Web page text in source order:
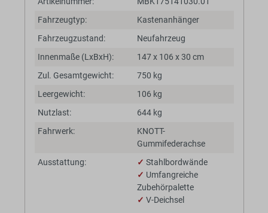
Fahrzeugtyp:
Kastenanhänger
Fahrzeugzustand:
Neufahrzeug
Innenmaße (LxBxH):
147 x 106 x 30 cm
Zul. Gesamtgewicht:
750 kg
Leergewicht:
106 kg
Nutzlast:
644 kg
Fahrwerk:
KNOTT-
Gummifederachse
Ausstattung:
✓ Stahlbordwände
✓ Umfangreiche
Zubehörpalette
✓ V-Deichsel